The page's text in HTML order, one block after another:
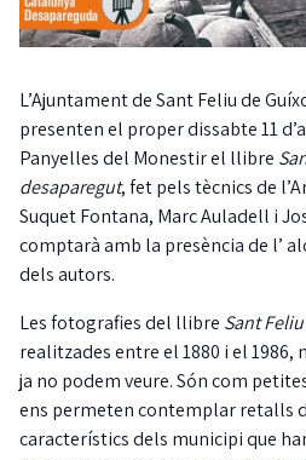
L’Ajuntament de Sant Feliu de
presenten el proper dissabte 11
Panyelles del Monestir el llibre
desaparegut, fet pels tècnics de
Suquet Fontana, Marc Auladell i
comptarà amb la presència de l’
dels autors.
Les fotografies del llibre Sant
realitzades entre el 1880 i el 1986,
ja no podem veure. Són com
ens permeten contemplar retalls
característics dels municipi que